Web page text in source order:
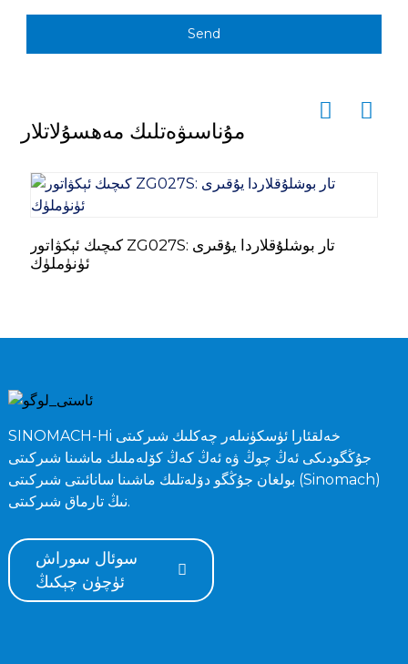
Send
مۇناسىۋەتلىك مەھسۇلاتلار
كىچىك ئېكۋاتور ZG027S: تار بوشلۇقلاردا يۇقىرى
ئۈنۈملۈك
SINOMACH-Hi خەلقئارا ئۈسكۈنىلەر چەكلىك شىركىتى
جۇڭگودىكى ئەڭ چوڭ ۋە ئەڭ كەڭ كۆلەملىك ماشىنا شىركىتى
بولغان جۇڭگو دۆلەتلىك ماشىنا سانائىتى شىركىتى (Sinomach)
نىڭ تارماق شىركىتى.
سوئال سوراش
ئۈچۈن چېكىڭ